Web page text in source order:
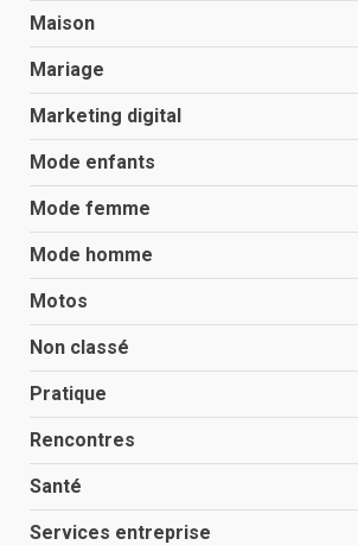
Maison
Mariage
Marketing digital
Mode enfants
Mode femme
Mode homme
Motos
Non classé
Pratique
Rencontres
Santé
Services entreprise